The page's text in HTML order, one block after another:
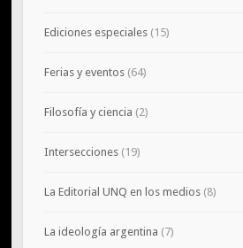
Ediciones especiales(15)
Ferias y eventos(64)
Filosofía y ciencia (2)
Intersecciones(19)
La Editorial UNQ en los medios(8)
La ideología argentina (7)